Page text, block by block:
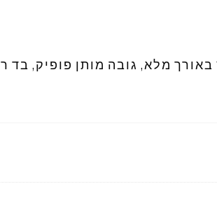
באורך מלא, גובה מותן פופיק,